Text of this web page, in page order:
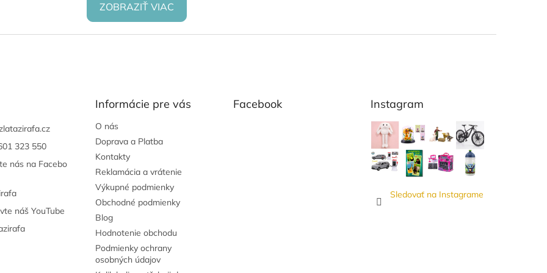
ZOBRAZIŤ VIAC
323 550
nás na Facebo
náš YouTube
Informácie pre vás
O nás
Doprava a Platba
Kontakty
Reklamácia a vrátenie
Výkupné podmienky
Obchodné podmienky
Blog
Hodnotenie obchodu
Podmienky ochrany
osobných údajov
Facebook Instagram
Sledovať na Instagrame